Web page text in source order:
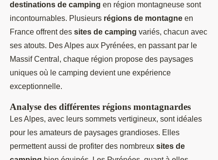
destinations de camping en région montagneuse sont
incontournables. Plusieurs régions de montagne en
France offrent des sites de camping variés, chacun avec
ses atouts. Des Alpes aux Pyrénées, en passant par le
Massif Central, chaque région propose des paysages
uniques où le camping devient une expérience
exceptionnelle.
Analyse des différentes régions montagnardes
Les Alpes, avec leurs sommets vertigineux, sont idéales
pour les amateurs de paysages grandioses. Elles
permettent aussi de profiter des nombreux sites de